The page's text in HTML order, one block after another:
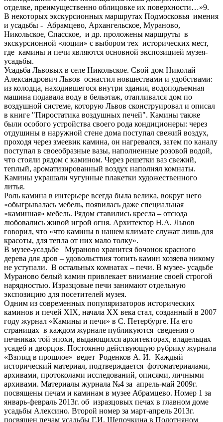
отделке, преимущественно облицовке их поверхности…»9.
В некоторых экскурсионных маршрутах Подмосковья имения
и усадьбы - Абрамцево, Архангельское, Мураново,
Никольское, Спасское, и др. проложены маршруты в
экскурсионной «лоции» с выбором тех исторических мест,
где камины и печи являются основной экспозицией музея-
усадьбы.
Усадьба Львовых в селе Никольское. Свой дом Николай
Александрович Львов оснастил новшествами и удобствами:
из колодца, находившегося внутри здания, водоподъемная
машина подавала воду в бельэтаж, отапливался дом по
воздушной системе, которую Львов сконструировал и описал
в книге "Пиростатика воздушных печей". Камины также
были особого устройства своего рода кондиционеры: через
отдушины в наружной стене дома поступал свежий воздух,
проходя через змеевик камина, он нагревался, затем по каналу
поступал в своеобразные вазы, наполненные розовой водой,
что стояли рядом с камином. Через решетки ваз свежий,
теплый, ароматизированный воздух наполнял комнаты.
Камины украшали чугунные плакетки художественного
литья.
Роль камина в интерьере всегда была велика, вокруг него
«обыгрывалась мебель, появилась даже специальная
«каминная» мебель. Рядом ставились кресла – отсюда
любовались живой игрой огня. Архитектор Н.А. Львов
говорил, что «что камины в нашем климате служат лишь для
красоты, для тепла от них мало толку».
В музее-усадьбе Мураново хранится бочонок красного
дерева для дров – удовольствия топить камин хозяева никому
не уступали. В остальных комнатах – печи. В музее- усадьбе
Мураново белый камин привлекает внимание своей строгой
нарядностью. Изразцовые печи занимают отдельную
экспозицию для посетителей музея.
Одним из современных популяризаторов исторических
каминов и печей XIX, начала XX века стал, созданный в 2007
году журнал «Камины и печи» в С. Петербурге. На его
страницах в каждом журнале публикуются сведения о
печниках той эпохи, выдающихся архитекторах, владельцах
усадеб и дворцов. Постоянно действующую рубрику журнала
«Взгляд в прошлое» ведет Роденков А. И. Каждый
исторический материал, подтверждается фотоматериалами,
архивами, протоколами исследований, описями, личными
архивами. Материалы журнала №4 за апрель-май 2009г.
посвящены печам и каминам в музее Абрамцево. Номер 1 за
январь-февраль 2013г. об изразцовых печах в главном доме
усадьбы Алексино. Второй номер за март-апрель 2013г.
посвящен печам усадьбы Г.И. Щепочкина в Полотняном